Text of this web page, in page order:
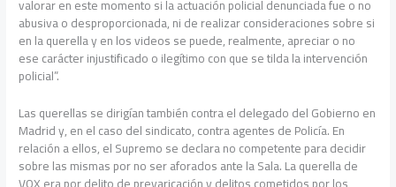
valorar en este momento si la actuación policial denunciada fue o no
abusiva o desproporcionada, ni de realizar consideraciones sobre si
en la querella y en los videos se puede, realmente, apreciar o no
ese carácter injustificado o ilegítimo con que se tilda la intervención
policial”.
Las querellas se dirigían también contra el delegado del Gobierno en
Madrid y, en el caso del sindicato, contra agentes de Policía. En
relación a ellos, el Supremo se declara no competente para decidir
sobre las mismas por no ser aforados ante la Sala. La querella de